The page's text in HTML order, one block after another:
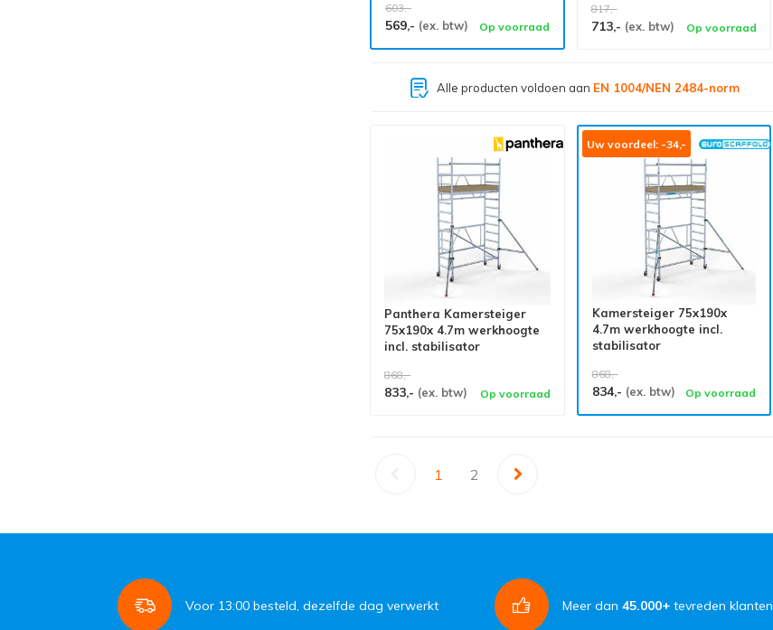
603,-
569,- (ex. btw) Op voorraad
817,-
713,- (ex. btw) Op voorraad
Grootste assortiment vanNederland
Panthera Kamersteiger
75x190x 4.7m werkhoogte
incl. stabilisator
868,-
833,- (ex. btw) Op voorraad
Uw voordeel: -34,-
Kamersteiger 75x190x
4.7m werkhoogte incl.
stabilisator
868,-
834,- (ex. btw) Op voorraad
1 2
Voor 13:00 besteld, dezelfde dag verwerkt Meer dan 45.000+ tevreden klanten